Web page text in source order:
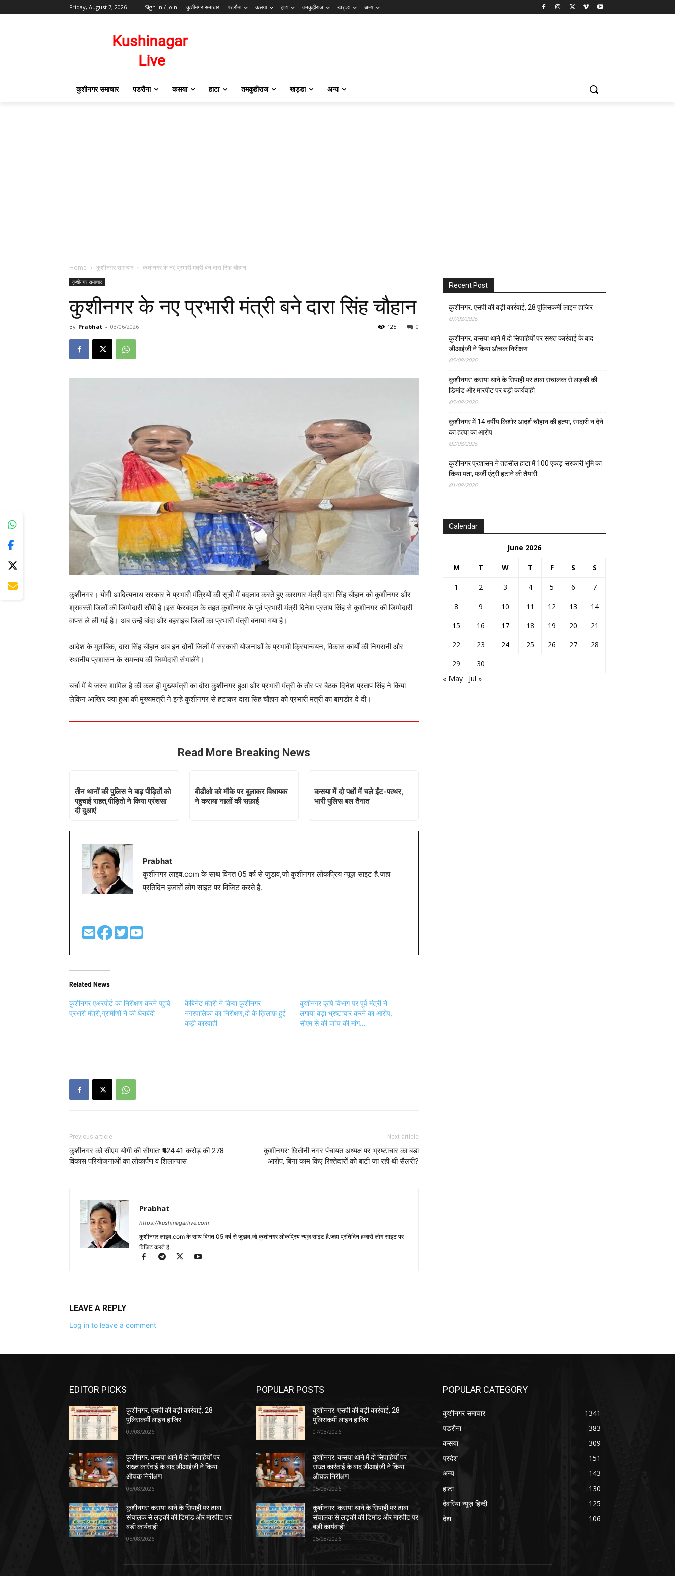
Friday, August 7, 2026 Sign in / Join कुशीनगर समाचार पडरौना कसया हाटा तमकुहीराज खड्डा अन्य
कुशीनगर समाचार पडरौना कसया हाटा तमकुहीराज खड्डा अन्य
Home कुशीनगर समाचार कुशीनगर के नए प्रभारी मंत्री बने दारा सिंह चौहान
कुशीनगर समाचार
कुशीनगर के नए प्रभारी मंत्री बने दारा सिंह चौहान
By Prabhat - 03/06/2026 0
125
कुशीनगर। योगी आदित्यनाथ सरकार ने प्रभारी मंत्रियों की सूची में बदलाव करते हुए कारागार मंत्री दारा सिंह चौहान को कुशीनगर और
श्रावस्ती जिलों की जिम्मेदारी सौंपी है।इस फेरबदल के तहत कुशीनगर के पूर्व प्रभारी मंत्री दिनेश प्रताप सिंह से कुशीनगर की जिम्मेदारी
वापस ले ली गई है। अब उन्हें बांदा और बहराइच जिलों का प्रभारी मंत्री बनाया गया है।
आदेश के मुताबिक, दारा सिंह चौहान अब इन दोनों जिलों में सरकारी योजनाओं के प्रभावी क्रियान्वयन, विकास कार्यों की निगरानी और
स्थानीय प्रशासन के समन्वय की जिम्मेदारी संभालेंगे।
चर्चा में ये जरुर शामिल है की कल ही मुख्यमंत्री का दौरा कुशीनगर हुआ और प्रभारी मंत्री के तौर पर बैठक दिनेश प्रताप सिंह ने किया
लेकिन आखिर क्या हुआ की मुख्यमंत्री ने इन्हे कुशीनगर से हटाकर दारा सिंह चौहान को प्रभारी मंत्री का बागडोर दे दी।
Read More Breaking News
तीन थानों की पुलिस ने बाढ़ पीड़ितों को
पहुचाई राहत,पीड़ितो ने किया प्रंशसा
दी दुआएं
बीडीओ को मौके पर बुलाकर विधायक
ने कराया नालों की सफ़ाई
कसया में दो पक्षों में चले ईंट-पत्थर,
भारी पुलिस बल तैनात
Prabhat
कुशीनगर लाइव.com के साथ विगत 05 वर्ष से जुडाव,जो कुशीनगर लोकप्रिय न्यूज़ साइट है.जहा
प्रतिदिन हजारों लोग साइट पर विजिट करते है.
Related News
कुशीनगर एअरपोर्ट का निरीक्षण करने पहुचे
प्रभारी मंत्री,ग्रामीणों ने की घेराबंदी
कैबिनेट मंत्री ने किया कुशीनगर
नगरपालिका का निरीक्षण,दो के ख़िलाफ़ हुई
कड़ी कारवाही
कुशीनगर कृषि विभाग पर पूर्व मंत्री ने
लगाया बड़ा भ्रष्टाचार करने का आरोप,
सीएम से की जांच की मांग…
Previous article
कुशीनगर को सीएम योगी की सौगात: ₹424.41 करोड़ की 278
विकास परियोजनाओं का लोकार्पण व शिलान्यास
Next article
कुशीनगर: छितौनी नगर पंचायत अध्यक्ष पर भ्रष्टाचार का बड़ा
आरोप, बिना काम किए रिश्तेदारों को बांटी जा रही थी सैलरी?
Prabhat
https://kushinagarlive.com
कुशीनगर लाइव.com के साथ विगत 05 वर्ष से जुडाव,जो कुशीनगर लोकप्रिय न्यूज़ साइट है.जहा प्रतिदिन हजारों लोग साइट पर
विजिट करते है.
LEAVE A REPLY
Log in to leave a comment
Recent Post
कुशीनगर: एसपी की बड़ी कार्रवाई, 28 पुलिसकर्मी लाइन हाजिर
07/08/2026
कुशीनगर: कसया थाने में दो सिपाहियों पर सख्त कार्रवाई के बाद
डीआईजी ने किया औचक निरीक्षण
05/08/2026
कुशीनगर: कसया थाने के सिपाही पर ढाबा संचालक से लड़की की
डिमांड और मारपीट पर बड़ी कार्यवाही
05/08/2026
कुशीनगर में 14 वर्षीय किशोर आदर्श चौहान की हत्या, रंगदारी न देने
का हत्या का आरोप
02/08/2026
कुशीनगर प्रशासन ने तहसील हाटा में 100 एकड़ सरकारी भूमि का
किया पता, फर्जी एंट्री हटाने की तैयारी
01/08/2026
Calendar
June 2026
M T W T F S S
1 2 3 4 5 6
7
8
9 10 11 12 13
14
15
16 17 18 19 20
21
22
23 24 25 26 27
28
29
30
« May
Jul »
EDITOR PICKS
कुशीनगर: एसपी की बड़ी कार्रवाई, 28
पुलिसकर्मी लाइन हाजिर
07/08/2026
कुशीनगर: कसया थाने में दो सिपाहियों पर
सख्त कार्रवाई के बाद डीआईजी ने किया
औचक निरीक्षण
05/08/2026
कुशीनगर: कसया थाने के सिपाही पर ढाबा
संचालक से लड़की की डिमांड और मारपीट पर
बड़ी कार्यवाही
05/08/2026
POPULAR POSTS
कुशीनगर: एसपी की बड़ी कार्रवाई, 28
पुलिसकर्मी लाइन हाजिर
07/08/2026
कुशीनगर: कसया थाने में दो सिपाहियों पर
सख्त कार्रवाई के बाद डीआईजी ने किया
औचक निरीक्षण
05/08/2026
कुशीनगर: कसया थाने के सिपाही पर ढाबा
संचालक से लड़की की डिमांड और मारपीट पर
बड़ी कार्यवाही
05/08/2026
POPULAR CATEGORY
कुशीनगर समाचार
1341
पडरौना
383
कसया
309
प्रदेश
151
अन्य
143
हाटा
130
देवरिया न्यूज़ हिन्दी
125
देश
106